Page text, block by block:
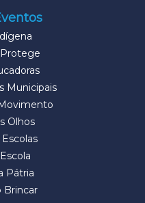
Municipais
Olhos
Pátria
Brincar